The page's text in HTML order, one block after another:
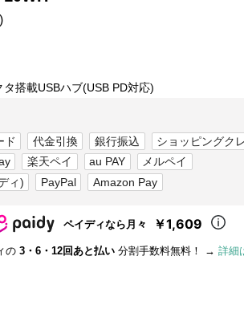
)
搭載USBハブ(USB PD対応)
ド 代金引換 銀行振込
ショッピングク
楽天ペイ au PAY
メルペイ
ィ)
PayPal Amazon Pay
ペイディなら月々 ￥1,609
の 3・6・12回あと払い 分割手数料無料！ → 詳細